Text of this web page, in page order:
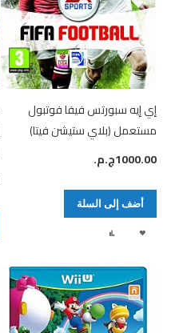
إي إيه سبورتس فيفا فوتبول
مستعمل (بلاي ستيشن فيتا)
1000.00ج.م.‏
أضف إلى السلة
أضف
الرغباتالمقارنة